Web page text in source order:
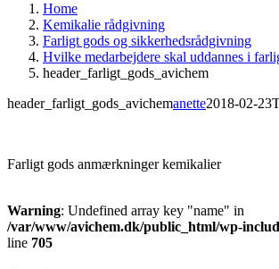
Home
Kemikalie rådgivning
Farligt gods og sikkerhedsrådgivning
Hvilke medarbejdere skal uddannes i
header_farligt_gods_avichem
header_farligt_gods_avichemanette2018-02-
Farligt gods anmærkninger kemikalier
Warning: Undefined array key "name" in
/var/www/avichem.dk/public_html/wp-
line 705